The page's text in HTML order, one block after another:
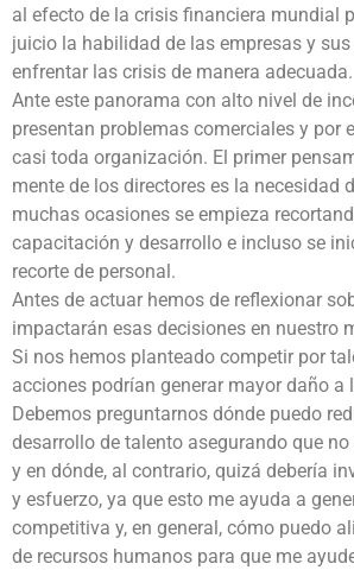
al efecto de la crisis financiera mundial
juicio la habilidad de las empresas y
enfrentar las crisis de manera adecuada.
Ante este panorama con alto nivel de
presentan problemas comerciales y por
casi toda organización. El primer
mente de los directores es la necesidad
muchas ocasiones se empieza
capacitación y desarrollo e incluso se
recorte de personal.
Antes de actuar hemos de reflexionar
impactarán esas decisiones en nuestro
Si nos hemos planteado competir por
acciones podrían generar mayor daño a
Debemos preguntarnos dónde puedo
desarrollo de talento asegurando que
y en dónde, al contrario, quizá debería
y esfuerzo, ya que esto me ayuda a
competitiva y, en general, cómo puedo
de recursos humanos para que me